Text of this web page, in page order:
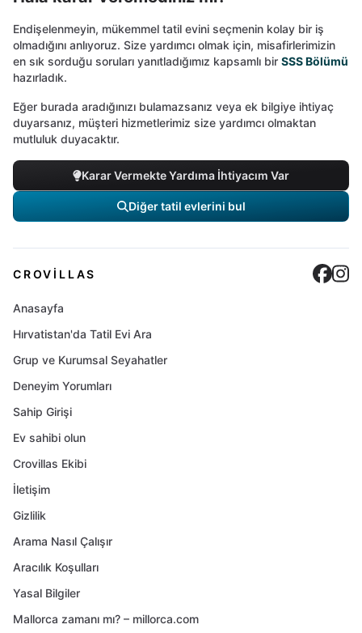
Endişelenmeyin, mükemmel tatil evini seçmenin kolay bir iş
olmadığını anlıyoruz. Size yardımcı olmak için, misafirlerimizin
en sık sorduğu soruları yanıtladığımız kapsamlı bir SSS Bölümü
hazırladık.
Eğer burada aradığınızı bulamazsanız veya ek bilgiye ihtiyaç
duyarsanız, müşteri hizmetlerimiz size yardımcı olmaktan
mutluluk duyacaktır.
Karar Vermekte Yardıma İhtiyacım Var
Diğer tatil evlerini bul
CROVILLAS
Anasayfa
Hırvatistan'da Tatil Evi Ara
Grup ve Kurumsal Seyahatler
Deneyim Yorumları
Sahip Girişi
Ev sahibi olun
Crovillas Ekibi
İletişim
Gizlilik
Arama Nasıl Çalışır
Aracılık Koşulları
Yasal Bilgiler
Mallorca zamanı mı? – millorca.com